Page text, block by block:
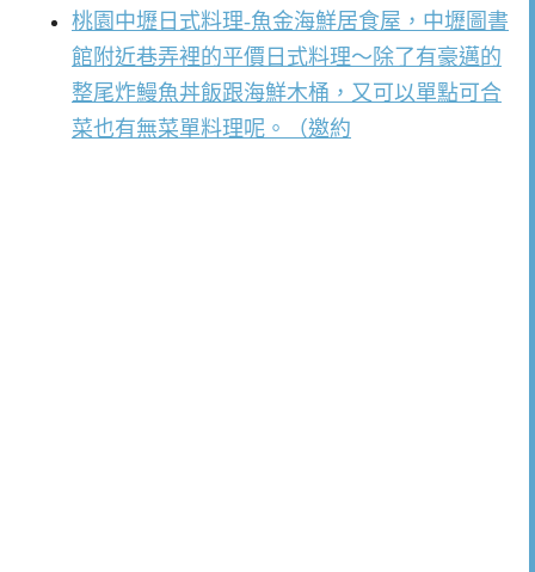
桃園中壢日式料理-魚金海鮮居食屋，中壢圖書
館附近巷弄裡的平價日式料理～除了有豪邁的
整尾炸鰻魚丼飯跟海鮮木桶，又可以單點可合
菜也有無菜單料理呢。（邀約